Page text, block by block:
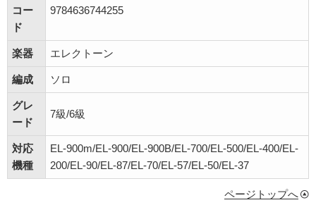
コー
ド
9784636744255
楽器 エレクトーン
編成 ソロ
グレ
ード
7級/6級
対応
機種
EL-900m/EL-900/EL-900B/EL-700/EL-500/EL-400/EL-
200/EL-90/EL-87/EL-70/EL-57/EL-50/EL-37
ページトップへ